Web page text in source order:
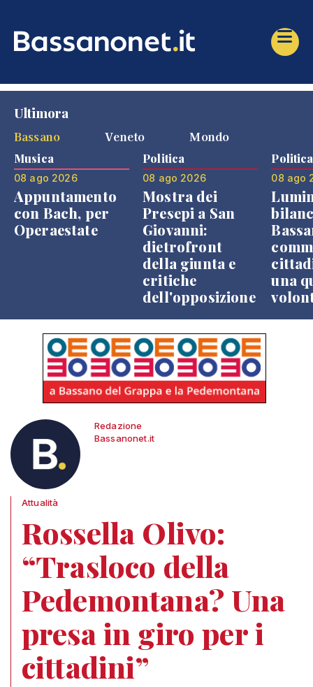
Ultimora
Bassano
Veneto Mondo
Musica
08 ago 2026
Appuntamento
con Bach, per
Operaestate
Politica
08 ago 2026
Mostra dei
Presepi a San
Giovanni:
dietrofront
della giunta e
critiche
dell'opposizione
Politica
08 ago
una
Redazione
Bassanonet.it
Attualità
Rossella Olivo:
“Trasloco della
Pedemontana? Una
presa in giro per i
cittadini”